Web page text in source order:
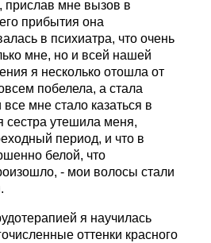
прислав мне вызов в
прибытия она
в психиатра, что очень
мне, но и всей нашей
я несколько отошла от
побелела, а стала
все мне стало казаться в
сестра утешила меня,
период, и что в
белой, что
- мои волосы стали
я научилась
оттенки красного